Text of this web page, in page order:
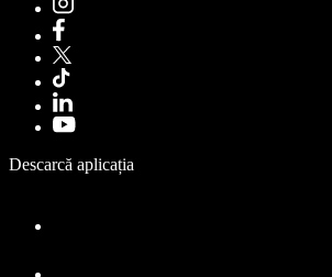
Descarcă aplicația